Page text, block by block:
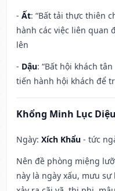
- Ất: “Bất tải thực thiên
hành các việc liên quan
lên
- Dậu: “Bất hội khách
tiến hành hội khách để
Khổng Minh Lục Diệu
Ngày: Xích Khẩu - tức
Nên đề phòng miệng
này là ngày xấu, mưu